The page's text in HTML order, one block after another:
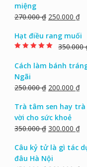
miệng
270.000₫ 250.000 ₫
Hạt điều rang muối
350.000
Cách làm bánh
Ngãi
250.000₫ 200.000 ₫
Trà tâm sen hay
vời cho sức khoẻ
350.000₫ 300.000 ₫
Câu kỷ tử là gì tác
đâu Hà Nội